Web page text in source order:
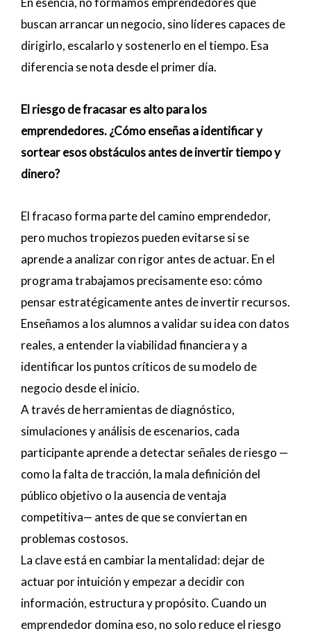
buscan arrancar un negocio, sino líderes capaces de
dirigirlo, escalarlo y sostenerlo en el tiempo. Esa
diferencia se nota desde el primer día.
El riesgo de fracasar es alto para los
emprendedores. ¿Cómo enseñas a identificar y
sortear esos obstáculos antes de invertir tiempo y
dinero?
El fracaso forma parte del camino emprendedor,
pero muchos tropiezos pueden evitarse si se
aprende a analizar con rigor antes de actuar. En el
programa trabajamos precisamente eso: cómo
pensar estratégicamente antes de invertir recursos.
Enseñamos a los alumnos a validar su idea con datos
reales, a entender la viabilidad financiera y a
identificar los puntos críticos de su modelo de
negocio desde el inicio.
A través de herramientas de diagnóstico,
simulaciones y análisis de escenarios, cada
participante aprende a detectar señales de riesgo —
como la falta de tracción, la mala definición del
público objetivo o la ausencia de ventaja
competitiva— antes de que se conviertan en
problemas costosos.
La clave está en cambiar la mentalidad: dejar de
actuar por intuición y empezar a decidir con
información, estructura y propósito. Cuando un
emprendedor domina eso, no solo reduce el riesgo